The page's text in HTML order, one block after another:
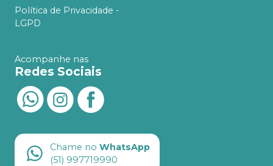
Política de Privacidade -
LGPD
Acompanhe nas
Redes Sociais
Chame no WhatsApp
(51) 997719990